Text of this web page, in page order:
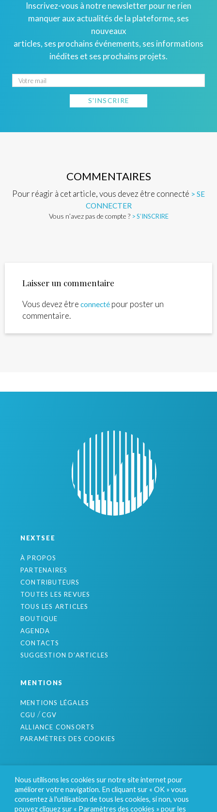
Inscrivez-vous à notre newsletter pour ne rien
manquer aux actualités de la plateforme, ses
nouveaux
articles, ses prochains événements, ses informations
inédites et ses prochains projets.
COMMENTAIRES
Pour réagir à cet article, vous devez être connecté > SE
CONNECTER
Vous n’avez pas de compte ? > S’INSCRIRE
Laisser un commentaire
Vous devez être connectépour poster un
commentaire.
NEXTSEE
À PROPOS
PARTENAIRES
CONTRIBUTEURS
TOUTES LES REVUES
TOUS LES ARTICLES
BOUTIQUE
AGENDA
CONTACTS
SUGGESTION D’ARTICLES
MENTIONS
MENTIONS LÉGALES
CGU /CGV
ALLIANCE CONSORTS
PARAMÈTRES DES COOKIES
OFFRES D'ABONNEMENTS
ACCUEIL INCUBATEUR
Nous utilisons les cookies sur notre site internet pour
améliorer votre navigation. En cliquant sur « OK » vous
consentez à l'utilisation de tous les cookies, si non, vous
pouvez cliquez sur « Paramètres des cookies » pour les